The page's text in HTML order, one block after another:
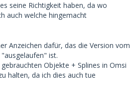
seine Richtigkeit haben, da wo
auch welche hingemacht
Anzeichen dafür, das die Version vom
ist.
Objekte + Splines in Omsi
halten, da ich dies auch tue